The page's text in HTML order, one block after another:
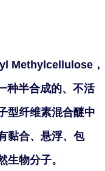
Methylcellulose，
种半合成的、不活
型纤维素混合醚中
黏合、悬浮、包
生物分子。